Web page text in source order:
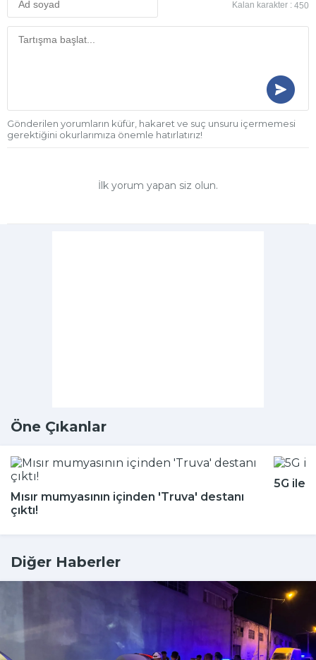
Kalan karakter : 450
Gönderilen yorumların küfür, hakaret ve suç unsuru içermemesi
gerektiğini okurlarımıza önemle hatırlatırız!
İlk yorum yapan siz olun.
Öne Çıkanlar
Mısır mumyasının içinden 'Truva' destanı
çıktı!
5G ile
Diğer Haberler